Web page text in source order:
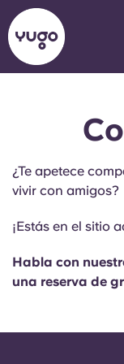
Acerca de
Ubicaciones
Más
¿Te apetece
vivir con amigos?
¡Estás en el sitio
Habla con
una reserva de